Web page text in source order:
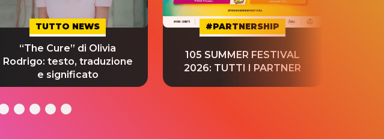
TUTTO NEWS
“The Cure” di Olivia
Rodrigo: testo, traduzione
e significato
#PARTNERSHIP
105 SUMMER FESTIVAL
2026: TUTTI I PARTNER